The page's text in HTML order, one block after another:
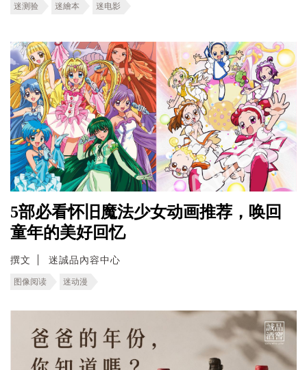
迷测验 迷繪本 迷电影
5部必看怀旧魔法少女动画推荐，唤回
童年的美好回忆
撰文 迷誠品內容中心
图像阅读 迷动漫